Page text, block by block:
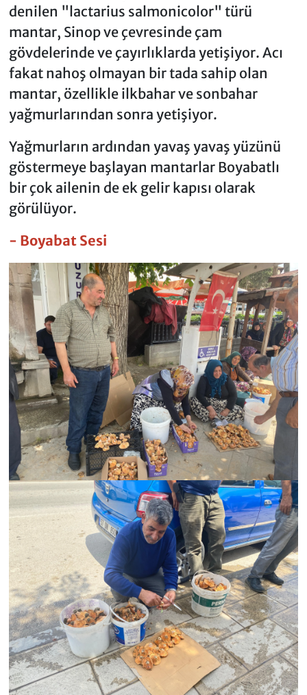
denilen "lactarius salmonicolor" türü
mantar, Sinop ve çevresinde çam
gövdelerinde ve çayırlıklarda yetişiyor. Acı
fakat nahoş olmayan bir tada sahip olan
mantar, özellikle ilkbahar ve sonbahar
yağmurlarından sonra yetişiyor.
Yağmurların ardından yavaş yavaş yüzünü
göstermeye başlayan mantarlar Boyabatlı
bir çok ailenin de ek gelir kapısı olarak
görülüyor.
- Boyabat Sesi